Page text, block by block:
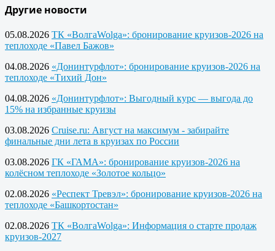
Другие новости
05.08.2026 ТК «ВолгаWolga»: бронирование круизов-2026 на
теплоходе «Павел Бажов»
04.08.2026 «Донинтурфлот»: бронирование круизов-2026 на
теплоходе «Тихий Дон»
04.08.2026 «Донинтурфлот»: Выгодный курс — выгода до
15% на избранные круизы
03.08.2026 Cruise.ru: Август на максимум - забирайте
финальные дни лета в круизах по России
03.08.2026 ГК «ГАМА»: бронирование круизов-2026 на
колёсном теплоходе «Золотое кольцо»
02.08.2026 «Респект Тревэл»: бронирование круизов-2026 на
теплоходе «Башкортостан»
02.08.2026 ТК «ВолгаWolga»: Информация о старте продаж
круизов-2027